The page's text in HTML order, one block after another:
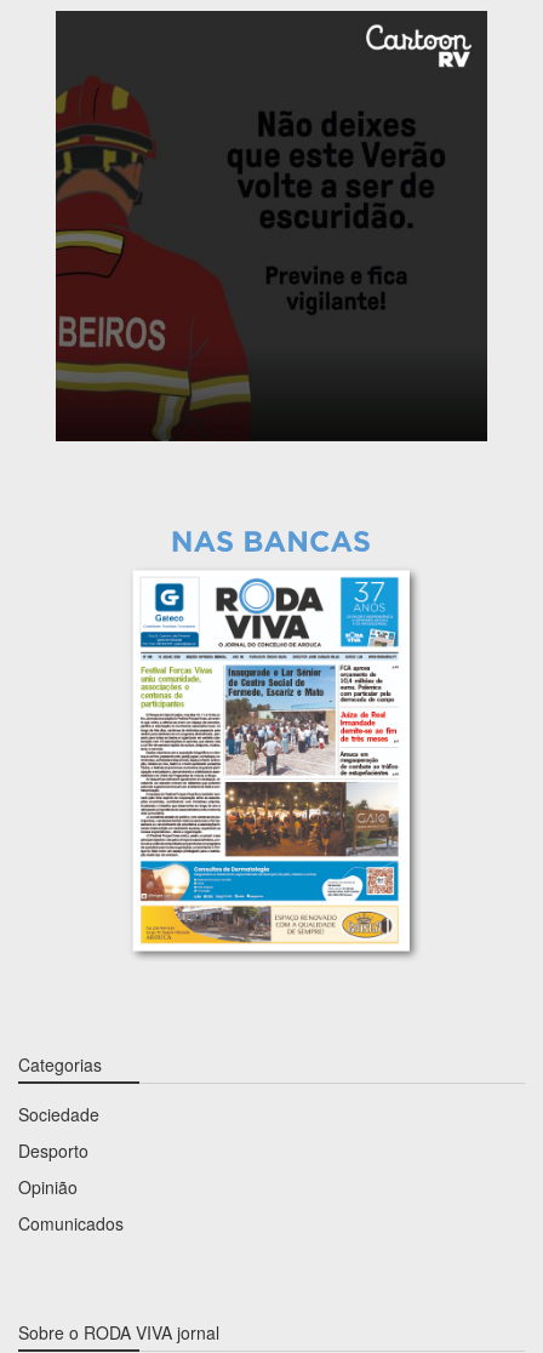
Categorias
Sociedade
Desporto
Opinião
Comunicados
Sobre o RODA VIVA jornal